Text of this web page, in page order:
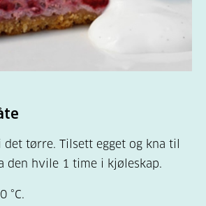
tørre. Tilsett egget og kna til
den hvile 1 time i kjøleskap.
°C.